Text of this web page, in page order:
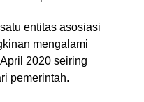
entitas asosiasi
mengalami
2020 seiring
pemerintah.